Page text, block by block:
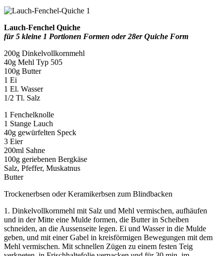
Lauch-Fenchel Quiche
für 5 kleine 1 Portionen Formen oder 28er Quiche Form
200g Dinkelvollkornmehl
40g Mehl Typ 505
100g Butter
1 Ei
1 El. Wasser
1/2 Tl. Salz
1 Fenchelknolle
1 Stange Lauch
40g gewürfelten Speck
3 Eier
200ml Sahne
100g geriebenen Bergkäse
Salz, Pfeffer, Muskatnus
Butter
Trockenerbsen oder Keramikerbsen zum Blindbacken
1. Dinkelvollkornmehl mit Salz und Mehl vermischen, aufhäufen
und in der Mitte eine Mulde formen, die Butter in Scheiben
schneiden, an die Aussenseite legen. Ei und Wasser in die Mulde
geben, und mit einer Gabel in kreisförmigen Bewegungen mit dem
Mehl vermischen. Mit schnellen Zügen zu einem festen Teig